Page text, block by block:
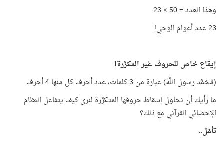
وهذا العدد = 50 × 23
23 عدد أعوام الوحي!
إيقاع خاص للحروف غير المكرَّرة!
(مُحَمَّد رسول اللَّه) عبارة من 3 كلمات، عدد أحرف كل منها 4 أحرف.
ما رأيك أن نحاول إسقاط حروفها المتكرَّرة لنرى كيف يتفاعل النظام
الإحصائي القرآني مع ذلك؟
تأمّل..